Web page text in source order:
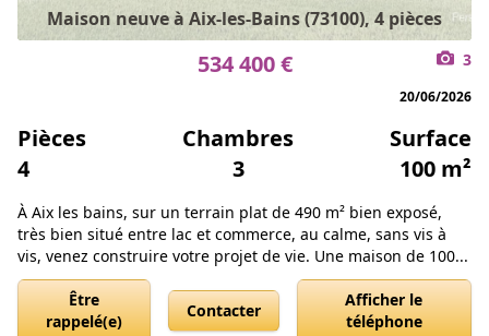
Maison neuve à Aix-les-Bains (73100), 4 pièces
534 400 € 3
20/06/2026
Pièces
4
Chambres
3
Surface
100 m²
À Aix les bains, sur un terrain plat de 490 m² bien exposé,
très bien situé entre lac et commerce, au calme, sans vis à
vis, venez construire votre projet de vie. Une maison de 100...
Être
rappelé(e)
Contacter
Afficher le
téléphone